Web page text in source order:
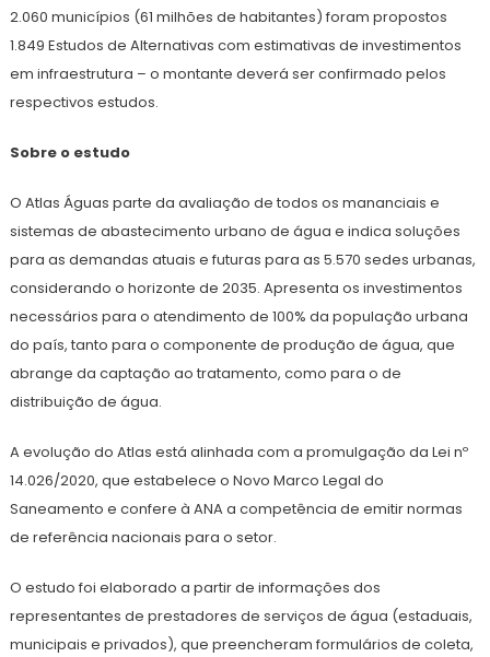
2.060 municípios (61 milhões de habitantes) foram propostos
1.849 Estudos de Alternativas com estimativas de investimentos
em infraestrutura – o montante deverá ser confirmado pelos
respectivos estudos.
Sobre o estudo
O Atlas Águas parte da avaliação de todos os mananciais e
sistemas de abastecimento urbano de água e indica soluções
para as demandas atuais e futuras para as 5.570 sedes urbanas,
considerando o horizonte de 2035. Apresenta os investimentos
necessários para o atendimento de 100% da população urbana
do país, tanto para o componente de produção de água, que
abrange da captação ao tratamento, como para o de
distribuição de água.
A evolução do Atlas está alinhada com a promulgação da Lei nº
14.026/2020, que estabelece o Novo Marco Legal do
Saneamento e confere à ANA a competência de emitir normas
de referência nacionais para o setor.
O estudo foi elaborado a partir de informações dos
representantes de prestadores de serviços de água (estaduais,
municipais e privados), que preencheram formulários de coleta,